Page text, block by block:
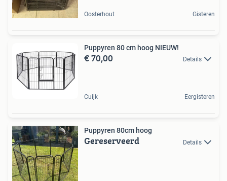
Oosterhout Gisteren
Puppyren 80 cm hoog NIEUW!
€ 70,00 Details
Cuijk Eergisteren
Puppyren 80cm hoog
Gereserveerd Details